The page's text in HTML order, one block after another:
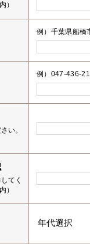
）
例）千葉県船橋
例）047-436-
い。
てく
）